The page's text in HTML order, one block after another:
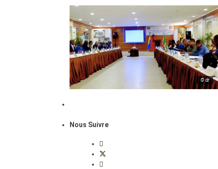
© dr
Nous Suivre